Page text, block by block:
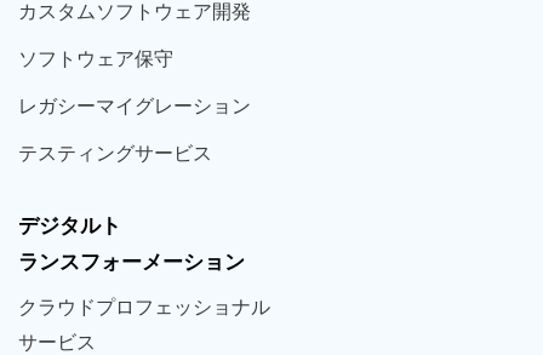
カスタム ソフトウェア開発
ソフト ウェア保守
レガシーマイグレーション
テスティングサービス
デジタルト
ランスフォーメーション
クラウドプロフェッショナル
サービス